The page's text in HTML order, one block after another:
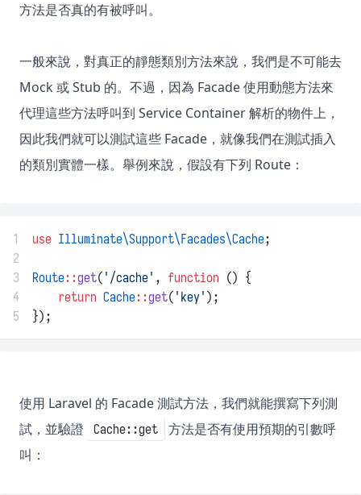
方法是否真的有被呼叫。
一般來說，對真正的靜態類別方法來說，我們是不可能去
Mock 或 Stub 的。不過，因為 Facade 使用動態方法來
代理這些方法呼叫到 Service Container 解析的物件上，
因此我們就可以測試這些 Facade，就像我們在測試插入
的類別實體一樣。舉例來說，假設有下列 Route：
1 use Illuminate\Support\Facades\Cache;
2
3
Route::get( '/cache' , function () {
4
return Cache::get( 'key' );
5
});
使用 Laravel 的 Facade 測試方法，我們就能撰寫下列測
試，並驗證
Cache::get
方法是否有使用預期的引數呼
叫：